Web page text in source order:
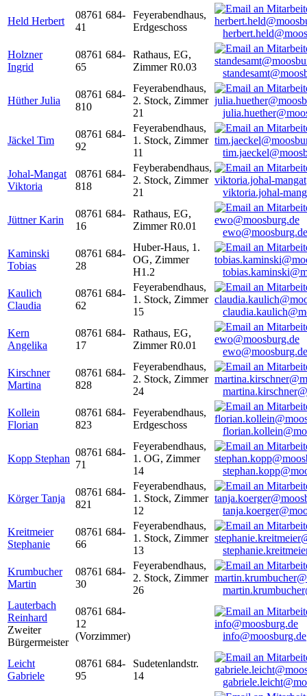
Held Herbert
08761 684-
41
Feyerabendhaus,
Erdgeschoss
Holzner
Ingrid
08761 684-
65
Rathaus, EG,
Zimmer R0.03
Hüther Julia
08761 684-
810
Feyerabendhaus,
2. Stock, Zimmer
21
Jäckel Tim
08761 684-
92
Feyerabendhaus,
1. Stock, Zimmer
11
Johal-Mangat
Viktoria
08761 684-
818
Feyberabendhaus,
2. Stock, Zimmer
21
viktoria.johal-
Jüttner Karin
08761 684-
16
Rathaus, EG,
Zimmer R0.01
ewo@moosburg.de
Kaminski
Tobias
08761 684-
28
Huber-Haus, 1.
OG, Zimmer
H1.2
Kaulich
Claudia
08761 684-
62
Feyerabendhaus,
1. Stock, Zimmer
15
Kern
Angelika
08761 684-
17
Rathaus, EG,
Zimmer R0.01
ewo@moosburg.de
Kirschner
Martina
08761 684-
828
Feyerabendhaus,
2. Stock, Zimmer
24
Kollein
Florian
08761 684-
823
Feyerabendhaus,
Erdgeschoss
Kopp Stephan
08761 684-
71
Feyerabendhaus,
1. OG, Zimmer
14
Körger Tanja
08761 684-
821
Feyerabendhaus,
1. Stock, Zimmer
12
Kreitmeier
Stephanie
08761 684-
66
Feyerabendhaus,
1. Stock, Zimmer
13
Krumbucher
Martin
08761 684-
30
Feyerabendhaus,
2. Stock, Zimmer
26
Lauterbach
Reinhard
Zweiter
Bürgermeister
08761 684-
12
(Vorzimmer)
info@moosburg.de
Leicht
Gabriele
08761 684-
95
Sudetenlandstr.
14